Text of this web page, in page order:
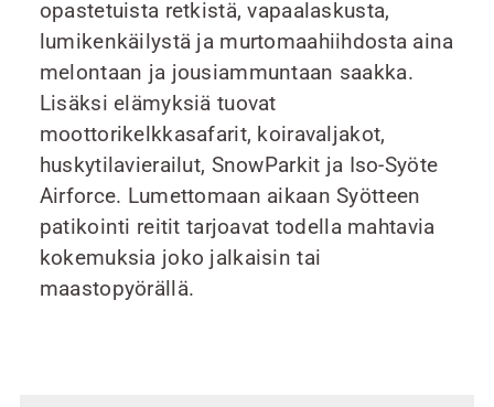
opastetuista retkistä, vapaalaskusta,
lumikenkäilystä ja murtomaahiihdosta aina
melontaan ja jousiammuntaan saakka.
Lisäksi elämyksiä tuovat
moottorikelkkasafarit, koiravaljakot,
huskytilavierailut, SnowParkit ja Iso-Syöte
Airforce. Lumettomaan aikaan Syötteen
patikointi reitit tarjoavat todella mahtavia
kokemuksia joko jalkaisin tai
maastopyörällä.